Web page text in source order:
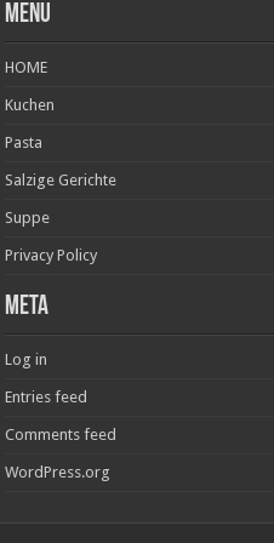
Menu
HOME
Kuchen
Pasta
Salzige Gerichte
Suppe
Privacy Policy
Meta
Log in
Entries feed
Comments feed
WordPress.org